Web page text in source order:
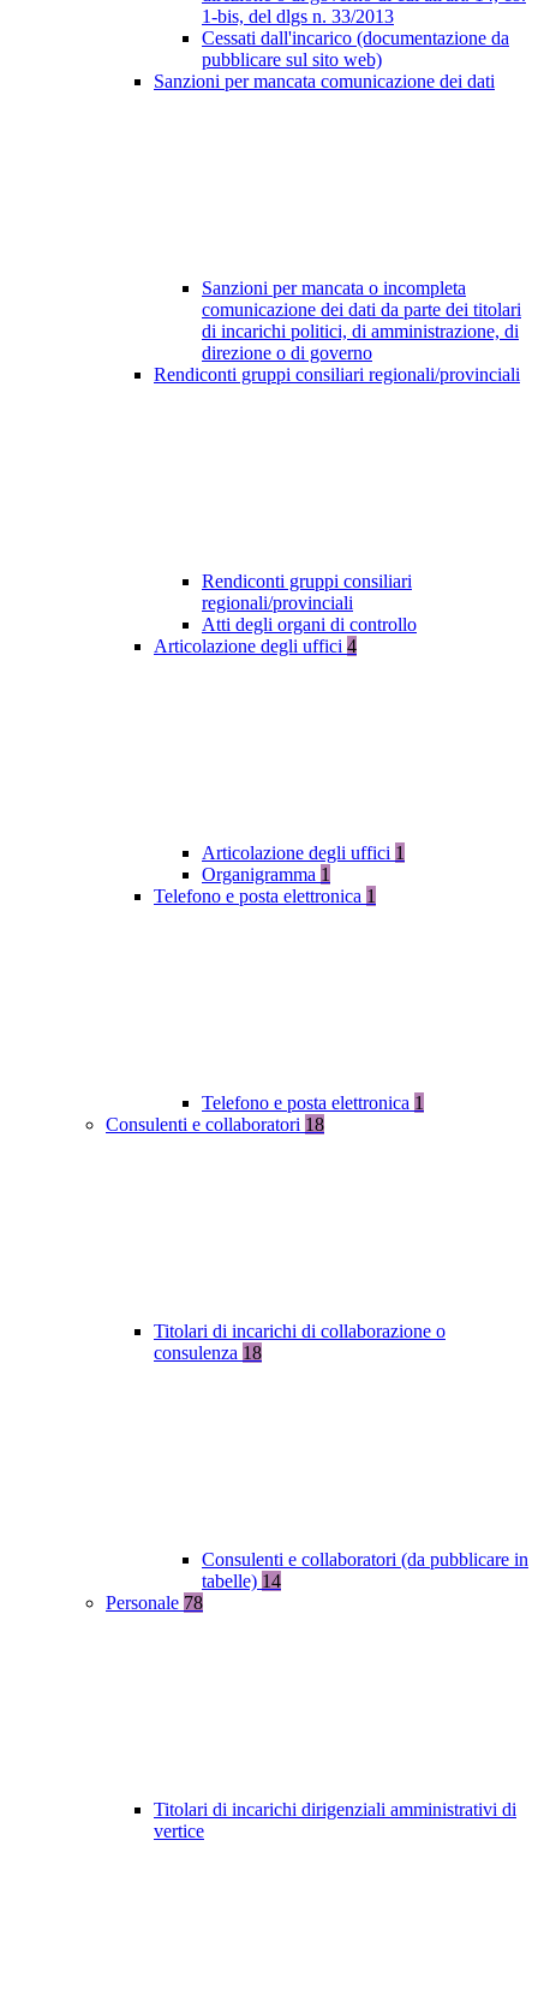
1-bis, del dlgs n. 33/2013
Cessati dall'incarico (documentazione da
pubblicare sul sito web)
Sanzioni per mancata comunicazione dei dati
Sanzioni per mancata o incompleta
comunicazione dei dati da parte dei titolari
di incarichi politici, di amministrazione, di
direzione o di governo
Rendiconti gruppi consiliari regionali/provinciali
Rendiconti gruppi consiliari
regionali/provinciali
Atti degli organi di controllo
Articolazione degli uffici 4
Articolazione degli uffici 1
Organigramma 1
Telefono e posta elettronica 1
Telefono e posta elettronica 1
Consulenti e collaboratori 18
Titolari di incarichi di collaborazione o
consulenza 18
Consulenti e collaboratori (da pubblicare in
tabelle) 14
Personale 78
Titolari di incarichi dirigenziali amministrativi di
vertice